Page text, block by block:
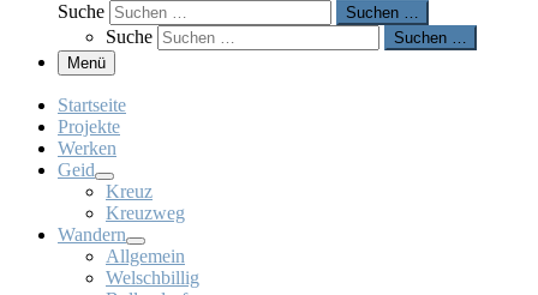
Suche
Suchen …
Suche
Suchen …
Menü
Startseite
Projekte
Werken
Geid
Kreuz
Kreuzweg
Wandern
Allgemein
Welschbillig